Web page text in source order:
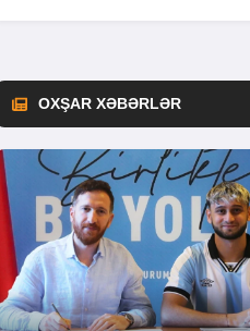
OXŞAR XƏBƏRLƏR